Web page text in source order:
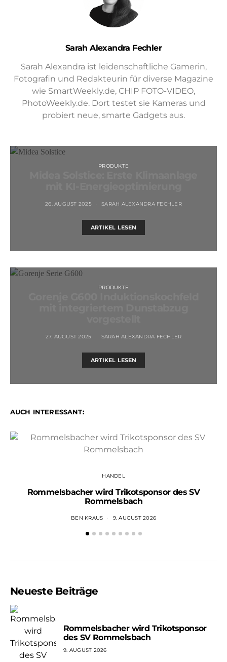
Sarah Alexandra Fechler
Sarah Alexandra ist leidenschaftliche Gamerin,
Fotografin und Redakteurin für diverse Magazine
wie SmartWeekly.de, CHIP FOTO-VIDEO,
PhotoWeekly.de. Dort testet sie Kameras und
probiert neue, smarte Gadgets aus.
PRODUKTE
26. AUGUST 2025 SARAH ALEXANDRA FECHLER
ARTIKEL LESEN
PRODUKTE
27. AUGUST 2025 SARAH ALEXANDRA FECHLER
ARTIKEL LESEN
AUCH INTERESSANT:
HANDEL
Rommelsbacher wird Trikotsponsor des SV
Rommelsbach
BEN KRAUS 9. AUGUST 2026
Neueste Beiträge
Rommelsbacher wird Trikotsponsor
des SV Rommelsbach
9. AUGUST 2026